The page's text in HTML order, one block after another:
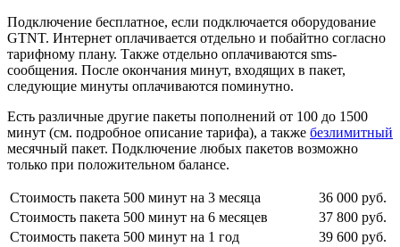
Подключение бесплатное, если подключается оборудование
GTNT. Интернет оплачивается отдельно и побайтно согласно
тарифному плану. Также отдельно оплачиваются sms-
сообщения. После окончания минут, входящих в пакет,
следующие минуты оплачиваются поминутно.
Есть различные другие пакеты пополнений от 100 до 1500
минут (см. подробное описание тарифа), а также безлимитный
месячный пакет. Подключение любых пакетов возможно
только при положительном балансе.
Стоимость пакета 500 минут на 3 месяца
36 000 руб.
Стоимость пакета 500 минут на 6 месяцев
37 800 руб.
Стоимость пакета 500 минут на 1 год
39 600 руб.